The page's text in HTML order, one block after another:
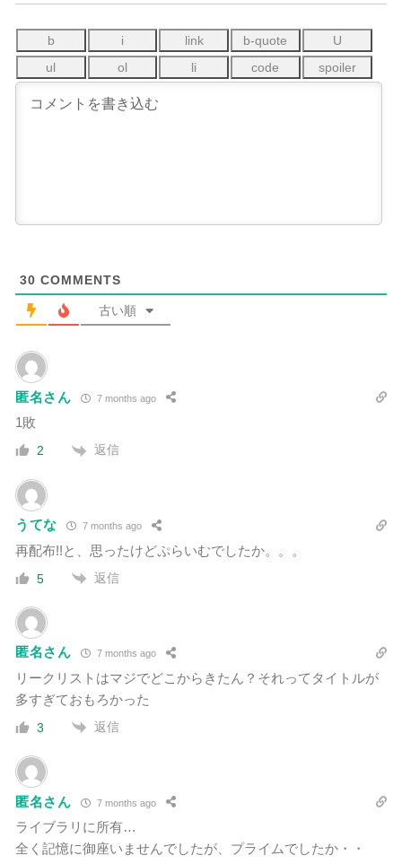
30 COMMENTS
古い順
匿名さん 7 months ago
1敗
2 返信
うてな 7 months ago
再配布!!と、思ったけどぷらいむでしたか。。。
5 返信
匿名さん 7 months ago
リークリストはマジでどこからきたん？それってタイトルが
多すぎておもろかった
3 返信
匿名さん 7 months ago
ライブラリに所有…
全く記憶に御座いませんでしたが、プライムでしたか・・